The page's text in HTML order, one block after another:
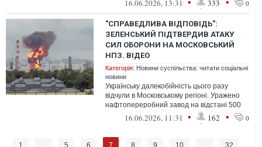
16.06.2026, 13:31 333 0
"СПРАВЕДЛИВА ВІДПОВІДЬ":
ЗЕЛЕНСЬКИЙ ПІДТВЕРДИВ АТАКУ
СИЛ ОБОРОНИ НА МОСКОВСЬКИЙ
НПЗ. ВІДЕО
Категорія: Новини суспільства: читати соціальні
новини
Українську далекобійність цього разу
відчули в Московському регіоні. Уражено
нафтопереробний завод на відстані 500
кілометрів.16.06.2026, 11:31 • 162 • 0
1 ... 5 6 7 8 9 10 ... 32